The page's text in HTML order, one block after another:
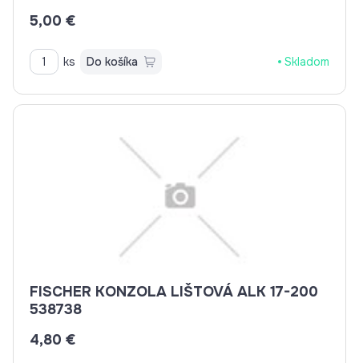
5,00 €
ks Do košíka Skladom
FISCHER KONZOLA LIŠTOVÁ ALK 17-200
538738
4,80 €